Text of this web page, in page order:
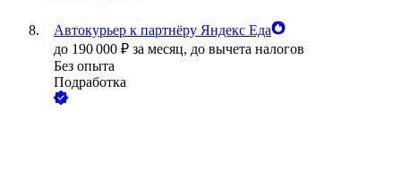
Автокурьер к партнёру Яндекс Еда
до 190 000 ₽ за месяц, до вычета налогов
Без опыта
Подработка